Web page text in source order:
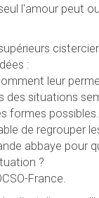
l'amour peut
:
leur
situations
formes possibles.
de regrouper
abbaye pour
?
France.